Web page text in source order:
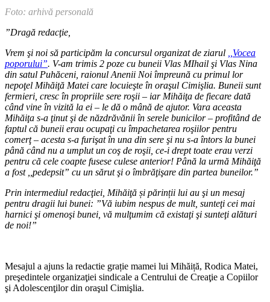
Foto: arhivă personală
”Dragă redacţie,
Vrem şi noi să participăm la concursul organizat de zi­arul
,,Vocea
poporului”. V-am trimis 2 poze cu buneii Vlas MIhail şi Vlas Nina
din sa­tul Puhăceni, raionul Anenii Noi împreună cu primul lor
nepoţel Mihăiţă Matei care locuieşte în oraşul Cimişlia. Buneii sunt
fermieri, cresc în propriile sere roşii – iar Mihă­iţa de fiecare dată
când vine în vizită la ei – le dă o mână de ajutor. Vara aceasta
Mihăiţa s-a ţinut şi de năzdrăvănii în serele bunicilor – profitând de
faptul că buneii erau ocupaţi cu împachetarea roşiilor pen­tru
comerţ – acesta s-a furişat în una din sere şi nu s-a întors la bunei
până când nu a um­plut un coş de roşii, ce-i drept toate erau verzi
pentru că cele coapte fusese culese anterior! Până la urmă Mihăiţă
a fost ,,pedepsit” cu un sărut şi o îmbrăţişare din partea bune­ilor.”
Prin intermediul redacţi­ei, Mihăiţă și părinții lui au şi un mesaj
pentru dragii lui bunei: ”Vă iubim nespus de mult, sunteţi cei mai
harnici şi omenoşi bunei, vă mulţumim că existaţi şi sunteţi alături
de noi!”
Mesajul a ajuns la redac­tie grație mamei lui Mihăiță, Rodica Matei,
preşedintele organizaţiei sindicale a Cen­trului de Creaţie a Copiilor
şi Adolescenţilor din oraşul Ci­mişlia.